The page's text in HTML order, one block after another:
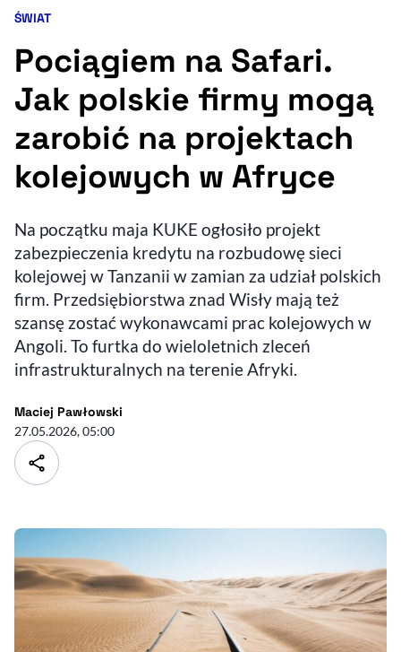
Ułatwienia dostępności wspierają:
Sprawdź, jak i dlaczego zwiększamy dostępność , otwiera się w nowym
Deklaracja dostępności, otwiera się w nowym oknie
Zgłoś problem
, otwiera się w
Kategoria artykułu:
ŚWIAT
Pociągiem na Safari.
Jak polskie firmy mogą
zarobić na projektach
kolejowych w Afryce
Na początku maja KUKE ogłosiło projekt
zabezpieczenia kredytu na rozbudowę sieci
kolejowej w Tanzanii w zamian za udział polskich
firm. Przedsiębiorstwa znad Wisły mają też
szansę zostać wykonawcami prac kolejowych w
Angoli. To furtka do wieloletnich zleceń
infrastrukturalnych na terenie Afryki.
Maciej Pawłowski
27.05.2026, 05:00